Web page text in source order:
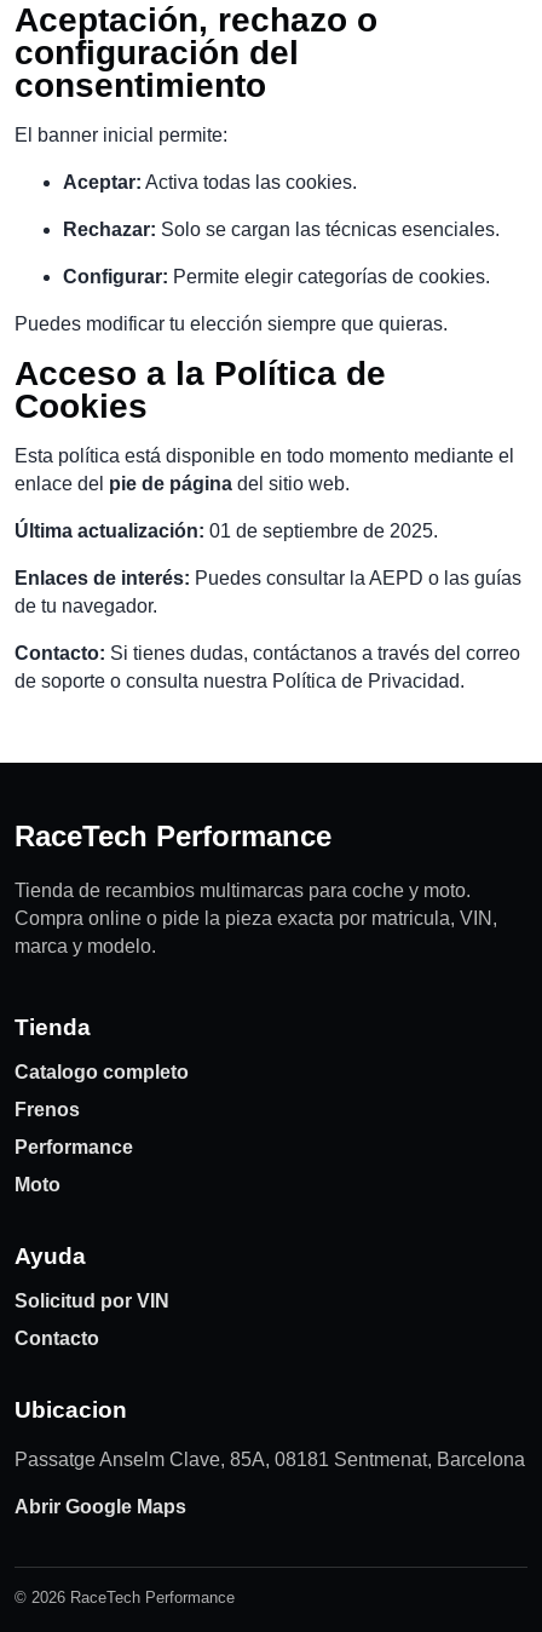
Aceptación, rechazo o
configuración del
consentimiento
El banner inicial permite:
Aceptar: Activa todas las cookies.
Rechazar: Solo se cargan las técnicas esenciales.
Configurar: Permite elegir categorías de cookies.
Puedes modificar tu elección siempre que quieras.
Acceso a la Política de
Cookies
Esta política está disponible en todo momento mediante el
enlace del pie de página del sitio web.
Última actualización: 01 de septiembre de 2025.
Enlaces de interés: Puedes consultar la AEPD o las guías
de tu navegador.
Contacto: Si tienes dudas, contáctanos a través del correo
de soporte o consulta nuestra Política de Privacidad.
RaceTech Performance
Tienda de recambios multimarcas para coche y moto.
Compra online o pide la pieza exacta por matricula, VIN,
marca y modelo.
Tienda
Catalogo completo
Frenos
Performance
Moto
Ayuda
Solicitud por VIN
Contacto
Ubicacion
Passatge Anselm Clave, 85A, 08181 Sentmenat, Barcelona
Abrir Google Maps
© 2026 RaceTech Performance